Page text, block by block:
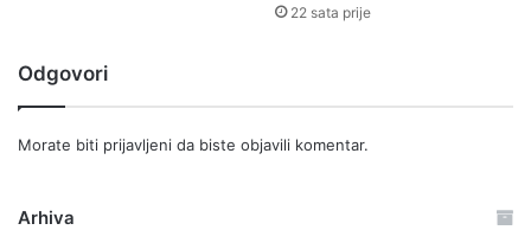
22 sata prije
Odgovori
Morate biti prijavljeni da biste objavili komentar.
Arhiva